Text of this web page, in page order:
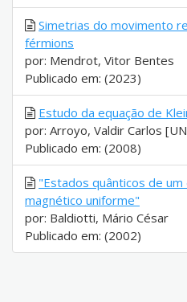
Simetrias do movimento
férmions
por: Mendrot, Vitor Bentes
Publicado em: (2023)
Estudo da equação de
por: Arroyo, Valdir Carlos
Publicado em: (2008)
"Estados quânticos de
magnético uniforme"
por: Baldiotti, Mário César
Publicado em: (2002)